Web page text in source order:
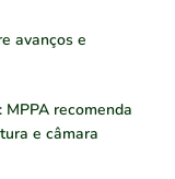
avanços e
MPPA recomenda
e câmara